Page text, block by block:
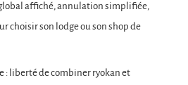
global affiché, annulation simplifiée,
choisir son lodge ou son shop de
: liberté de combiner ryokan et